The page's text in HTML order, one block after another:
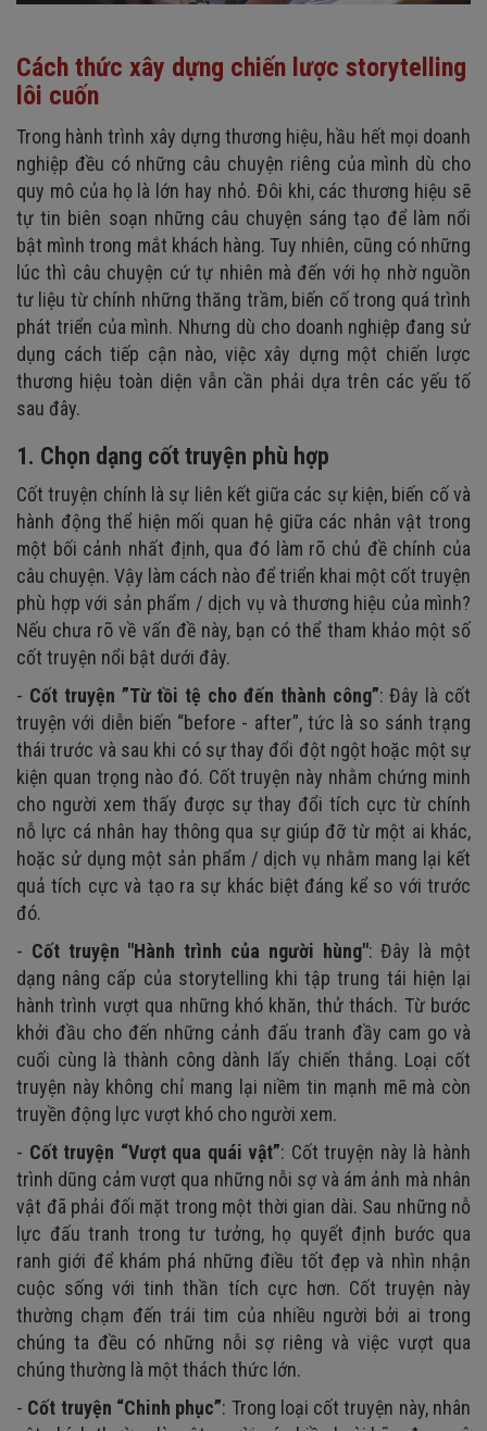
Cách thức xây dựng chiến lược storytelling
lôi cuốn
Trong hành trình xây dựng thương hiệu, hầu hết mọi doanh
nghiệp đều có những câu chuyện riêng của mình dù cho
quy mô của họ là lớn hay nhỏ. Đôi khi, các thương hiệu sẽ
tự tin biên soạn những câu chuyện sáng tạo để làm nổi
bật mình trong mắt khách hàng. Tuy nhiên, cũng có những
lúc thì câu chuyện cứ tự nhiên mà đến với họ nhờ nguồn
tư liệu từ chính những thăng trầm, biến cố trong quá trình
phát triển của mình. Nhưng dù cho doanh nghiệp đang sử
dụng cách tiếp cận nào, việc xây dựng một chiến lược
thương hiệu toàn diện vẫn cần phải dựa trên các yếu tố
sau đây.
1. Chọn dạng cốt truyện phù hợp
Cốt truyện chính là sự liên kết giữa các sự kiện, biến cố và
hành động thể hiện mối quan hệ giữa các nhân vật trong
một bối cảnh nhất định, qua đó làm rõ chủ đề chính của
câu chuyện. Vậy làm cách nào để triển khai một cốt truyện
phù hợp với sản phẩm / dịch vụ và thương hiệu của mình?
Nếu chưa rõ về vấn đề này, bạn có thể tham khảo một số
cốt truyện nổi bật dưới đây.
- Cốt truyện ”Từ tồi tệ cho đến thành công”: Đây là cốt
truyện với diễn biến “before - after”, tức là so sánh trạng
thái trước và sau khi có sự thay đổi đột ngột hoặc một sự
kiện quan trọng nào đó. Cốt truyện này nhằm chứng minh
cho người xem thấy được sự thay đổi tích cực từ chính
nỗ lực cá nhân hay thông qua sự giúp đỡ từ một ai khác,
hoặc sử dụng một sản phẩm / dịch vụ nhằm mang lại kết
quả tích cực và tạo ra sự khác biệt đáng kể so với trước
đó.
- Cốt truyện "Hành trình của người hùng": Đây là một
dạng nâng cấp của storytelling khi tập trung tái hiện lại
hành trình vượt qua những khó khăn, thử thách. Từ bước
khởi đầu cho đến những cảnh đấu tranh đầy cam go và
cuối cùng là thành công dành lấy chiến thắng. Loại cốt
truyện này không chỉ mang lại niềm tin mạnh mẽ mà còn
truyền động lực vượt khó cho người xem.
- Cốt truyện “Vượt qua quái vật”: Cốt truyện này là hành
trình dũng cảm vượt qua những nỗi sợ và ám ảnh mà nhân
vật đã phải đối mặt trong một thời gian dài. Sau những nỗ
lực đấu tranh trong tư tưởng, họ quyết định bước qua
ranh giới để khám phá những điều tốt đẹp và nhìn nhận
cuộc sống với tinh thần tích cực hơn. Cốt truyện này
thường chạm đến trái tim của nhiều người bởi ai trong
chúng ta đều có những nỗi sợ riêng và việc vượt qua
chúng thường là một thách thức lớn.
- Cốt truyện “Chinh phục”: Trong loại cốt truyện này, nhân